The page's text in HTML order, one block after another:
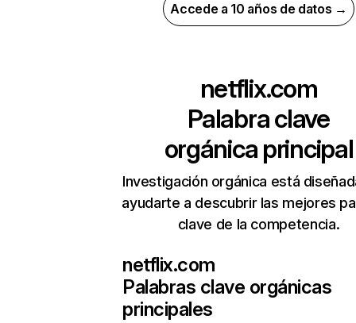
Accede a 10 años de datos →
netflix.com
Palabra clave
orgánica principal
Investigación orgánica está
ayudarte a descubrir las mejores
clave de la competencia.
netflix.com
Palabras clave orgánicas
principales